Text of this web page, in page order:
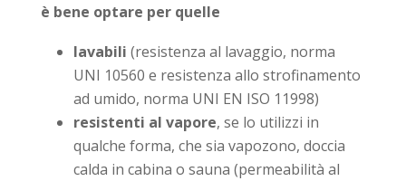
è bene optare per quelle
lavabili (resistenza al lavaggio, norma
UNI 10560 e resistenza allo strofinamento
ad umido, norma UNI EN ISO 11998)
resistenti al vapore, se lo utilizzi in
qualche forma, che sia vapozono, doccia
calda in cabina o sauna (permeabilità al